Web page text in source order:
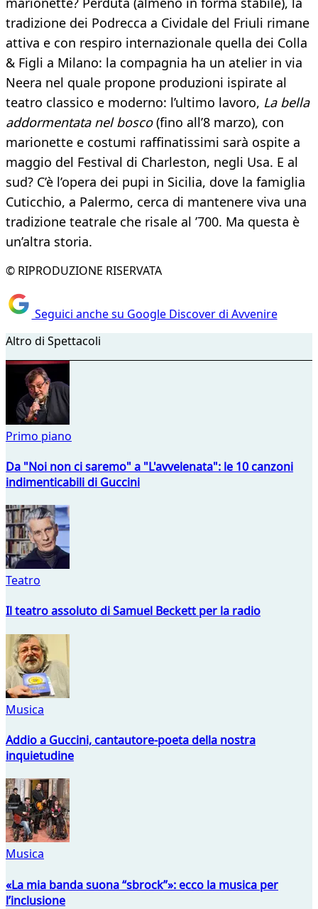
tradizione dei Podrecca a Cividale del Friuli rimane
attiva e con respiro internazionale quella dei Colla
& Figli a Milano: la compagnia ha un atelier in via
Neera nel quale propone produzioni ispirate al
teatro classico e moderno: l’ultimo lavoro, La bella
addormentata nel bosco(fino all’8 marzo), con
marionette e costumi raffinatissimi sarà ospite a
maggio del Festival di Charleston, negli Usa. E al
sud? C’è l’opera dei pupi in Sicilia, dove la famiglia
Cuticchio, a Palermo, cerca di mantenere viva una
tradizione teatrale che risale al ’700. Ma questa è
un’altra storia.
© RIPRODUZIONE RISERVATA
Seguici anche su Google Discover di Avvenire
Altro di Spettacoli
Primo piano
Da "Noi non ci saremo" a "L'avvelenata": le 10 canzoni
indimenticabili di Guccini
Teatro
Il teatro assoluto di Samuel Beckett per la radio
Musica
Addio a Guccini, cantautore-poeta della nostra
inquietudine
Musica
«La mia banda suona “sbrock”»: ecco la musica per
l’inclusione